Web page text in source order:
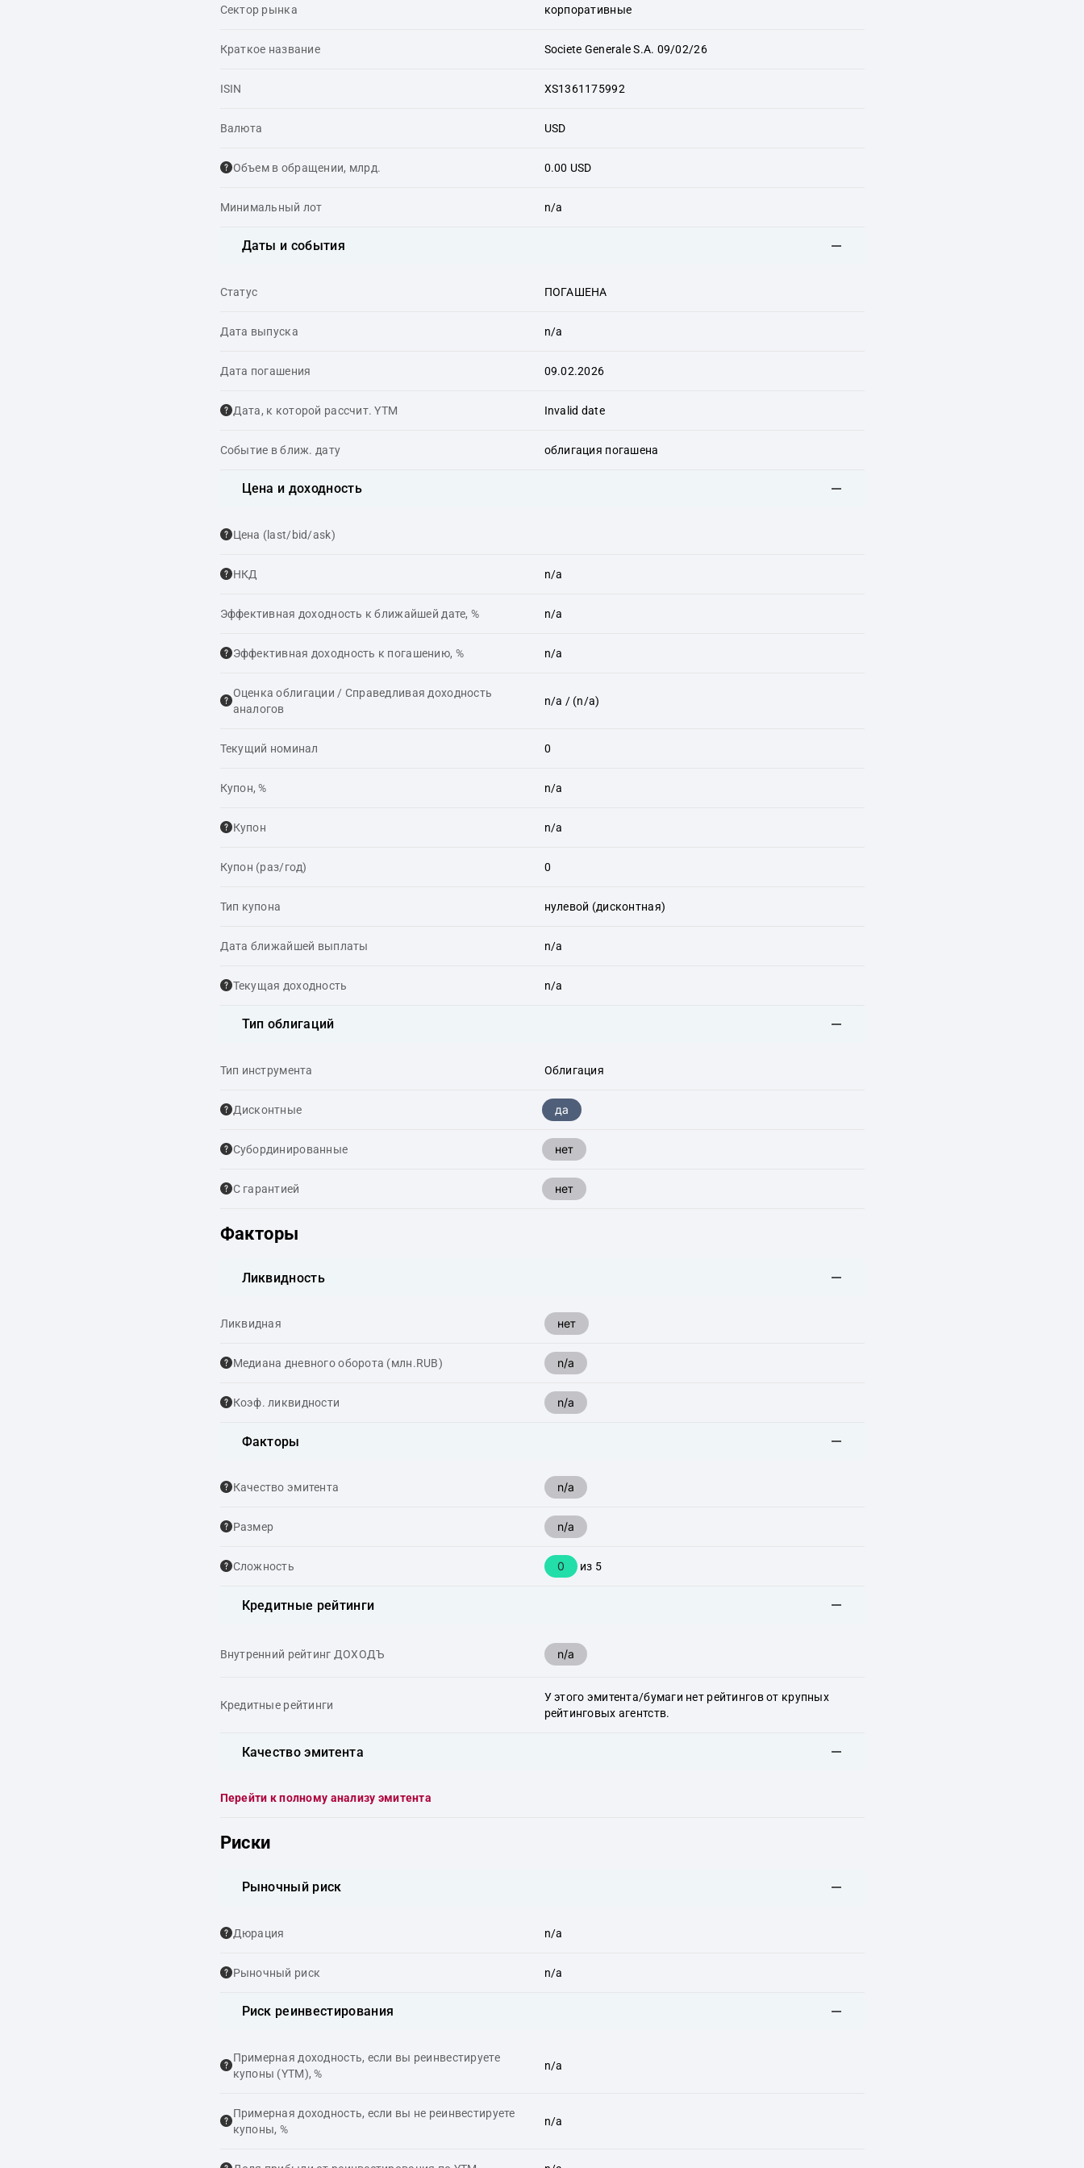
Сектор рынка корпоративные
Краткое название Societe Generale S.A. 09/02/26
ISIN XS1361175992
Валюта USD
Объем в обращении, млрд. 0.00 USD
Минимальный лот n/a
Даты и события
Статус ПОГАШЕНА
Дата выпуска n/a
Дата погашения 09.02.2026
Дата, к которой рассчит. YTM Invalid date
Событие в ближ. дату облигация погашена
Цена и доходность
Цена (last/bid/ask)
НКД n/a
Эффективная доходность к ближайшей дате, % n/a
Эффективная доходность к погашению, % n/a
Оценка облигации / Справедливая доходность
аналогов
n/a / (n/a)
Текущий номинал 0
Купон, % n/a
Купон n/a
Купон (раз/год) 0
Тип купона нулевой (дисконтная)
Дата ближайшей выплаты n/a
Текущая доходность n/a
Тип облигаций
Тип инструмента Облигация
Дисконтные да
Cубординированные нет
С гарантией нет
Факторы
Ликвидность
Ликвидная нет
Медиана дневного оборота (млн.RUB) n/a
Коэф. ликвидности n/a
Факторы
Качество эмитента n/a
Размер n/a
Сложность 0 из 5
Кредитные рейтинги
Внутренний рейтинг ДОХОДЪ n/a
Кредитные рейтинги
У этого эмитента/бумаги нет рейтингов от крупных
рейтинговых агентств.
Качество эмитента
Перейти к полному анализу эмитента
Риски
Рыночный риск
Дюрация n/a
Рыночный риск n/a
Риск реинвестирования
Примерная доходность, если вы реинвестируете
купоны (YTM), %
n/a
Примерная доходность, если вы не реинвестируете
купоны, %
n/a